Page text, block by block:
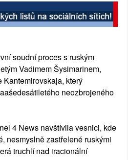
soudní proces s ruským
Vadimem Šysimarinem,
který
neozbrojeného
4 News navštívila vesnici, kde
nesmyslně zastřelené ruskými
truchlí nad iracionální